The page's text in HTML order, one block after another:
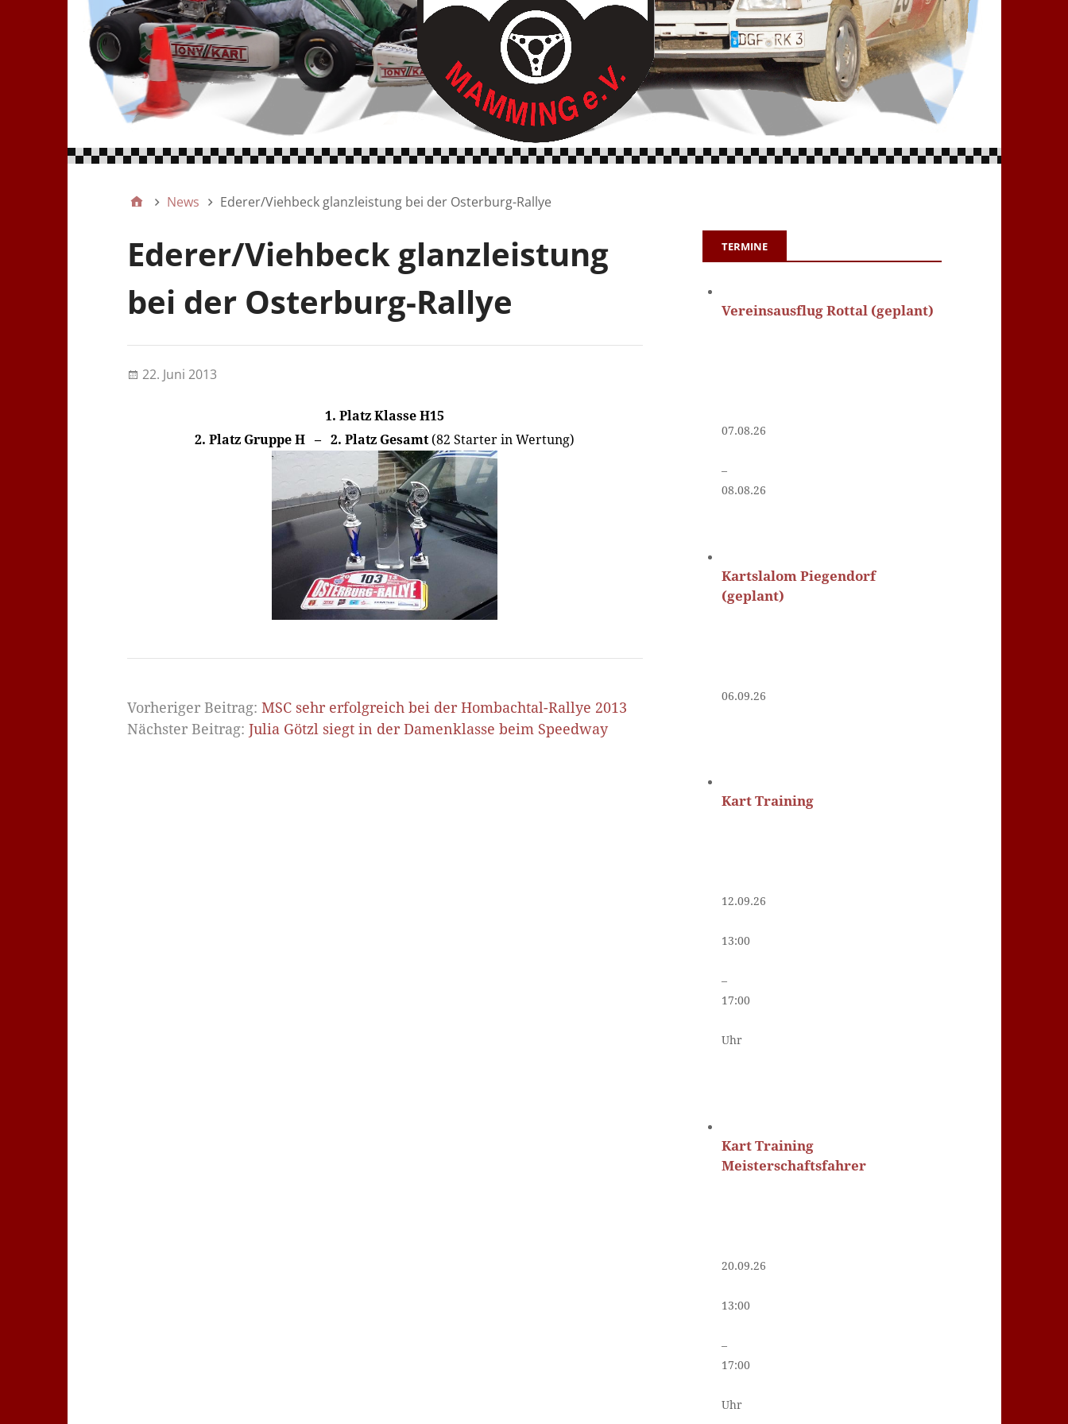
News Ederer/Viehbeck glanzleistung bei der Osterburg-Rallye
Ederer/Viehbeck glanzleistung
bei der Osterburg-Rallye
22. Juni 2013
1. Platz Klasse H15
2. Platz Gruppe H – 2. Platz Gesamt(82 Starter in Wertung)
Vorheriger Beitrag: MSC sehr erfolgreich bei der Hombachtal-Rallye 2013
Nächster Beitrag: Julia Götzl siegt in der Damenklasse beim Speedway
TERMINE
Vereinsausflug Rottal (geplant)
07.08.26
–
08.08.26
Kartslalom Piegendorf
(geplant)
06.09.26
Kart Training
12.09.26
13:00
–
17:00
Uhr
Kart Training
Meisterschaftsfahrer
20.09.26
13:00
–
17:00
Uhr